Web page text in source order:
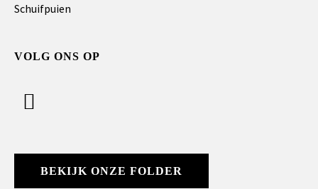
Schuifpuien
VOLG ONS OP
BEKIJK ONZE FOLDER